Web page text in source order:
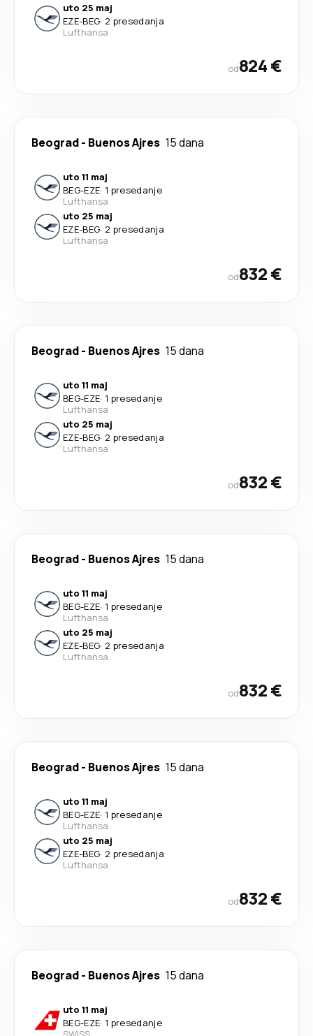
uto 25 maj
EZE-BEG· 2 presedanja
Lufthansa
od824 €
Beograd- Buenos Ajres 15 dana
uto 11 maj
BEG-EZE· 1 presedanje
Lufthansa
uto 25 maj
EZE-BEG· 2 presedanja
Lufthansa
od832 €
Beograd- Buenos Ajres 15 dana
uto 11 maj
BEG-EZE· 1 presedanje
Lufthansa
uto 25 maj
EZE-BEG· 2 presedanja
Lufthansa
od832 €
Beograd- Buenos Ajres 15 dana
uto 11 maj
BEG-EZE· 1 presedanje
Lufthansa
uto 25 maj
EZE-BEG· 2 presedanja
Lufthansa
od832 €
Beograd- Buenos Ajres 15 dana
uto 11 maj
BEG-EZE· 1 presedanje
Lufthansa
uto 25 maj
EZE-BEG· 2 presedanja
Lufthansa
od832 €
Beograd- Buenos Ajres 15 dana
uto 11 maj
BEG-EZE· 1 presedanje